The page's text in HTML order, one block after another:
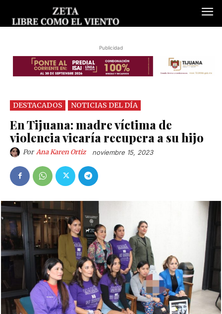
Publicidad
DESTACADOS NOTICIAS DEL DÍA
En Tijuana: madre víctima de
violencia vicaría recupera a su hijo
Por Ana Karen Ortiz noviembre 15, 2023